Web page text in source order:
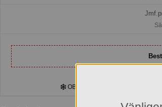
OBS! Kylvara. Levereras med